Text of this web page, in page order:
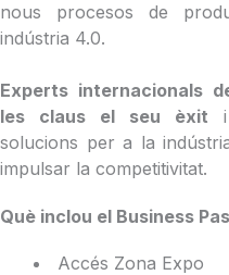
nous procesos de
indústria 4.0.
Experts internacionals
les claus el seu èxit i
solucions per a la
impulsar la competitivitat.
Què inclou el Business
Accés Zona Expo